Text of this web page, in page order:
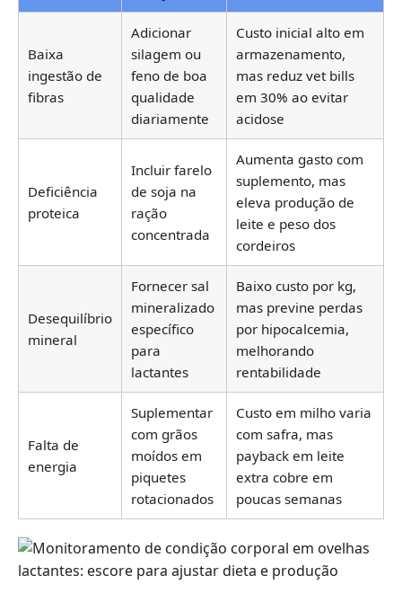
Baixa
ingestão de
fibras
Adicionar
silagem ou
feno de boa
qualidade
diariamente
Custo inicial alto em
armazenamento,
mas reduz vet bills
em 30% ao evitar
acidose
Deficiência
proteica
Incluir farelo
de soja na
ração
concentrada
Aumenta gasto com
suplemento, mas
eleva produção de
leite e peso dos
cordeiros
Desequilíbrio
mineral
Fornecer sal
mineralizado
específico
para
lactantes
Baixo custo por kg,
mas previne perdas
por hipocalcemia,
melhorando
rentabilidade
Falta de
energia
Suplementar
com grãos
moídos em
piquetes
rotacionados
Custo em milho varia
com safra, mas
payback em leite
extra cobre em
poucas semanas